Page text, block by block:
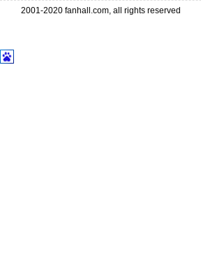
2001-2020 fanhall.com, all rights reserved